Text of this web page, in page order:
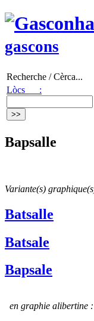
gascons
Recherche / Cèrca...
Lòcs :
Bapsalle
Variante(s)
Batsalle
Batsale
Bapsale
en graphie alibertine :